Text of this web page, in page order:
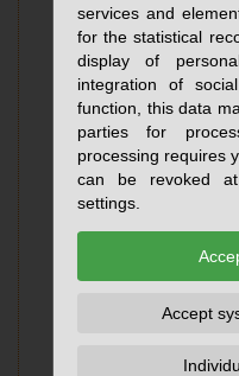
services and
for the statistical
display of
integration of
function, this data
parties for
processing requires
can be revoked
settings.
Accept